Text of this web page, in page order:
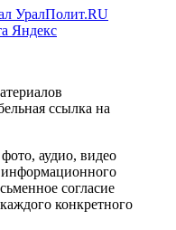
УралПолит.RU
Яндекс
ссылка на
аудио, видео
информационного
согласие
конкретного